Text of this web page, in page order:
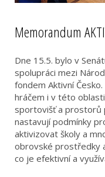
Memorandum
Dne 15.5. bylo v
spolupráci mezi
fondem Aktivní
hráčem i v této
sportovišť a prostorů
nastavují podmínky
aktivizovat školy a
obrovské prostředky
co je efektivní a